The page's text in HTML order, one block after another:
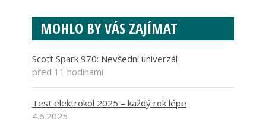
MOHLO BY VÁS ZAJÍMAT
Scott Spark 970: Nevšední univerzál
před 11 hodinami
Test elektrokol 2025 – každý rok lépe
4.6.2025